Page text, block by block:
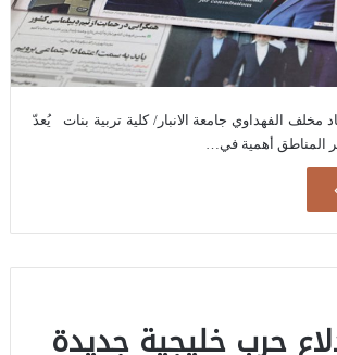
مخلف الفهداوي جامعة الانبار/ كلية تربية بنات يُعدّ
المناطق أهمية في…
حرب خليجية جديدة